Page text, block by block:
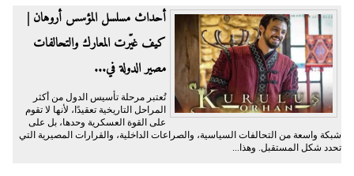
أحداث مسلسل المؤسس أروهان |
كيف غيّرت المعارك والتحالفات
مصير الدولة في...
تُعتبر مرحلة تأسيس الدول من أكثر
المراحل التاريخية تعقيدًا، لأنها لا تقوم
على القوة العسكرية وحدها، بل على
شبكة واسعة من التحالفات السياسية، والصراعات الداخلية، والقرارات المصيرية التي
تحدد شكل المستقبل. وهذا...